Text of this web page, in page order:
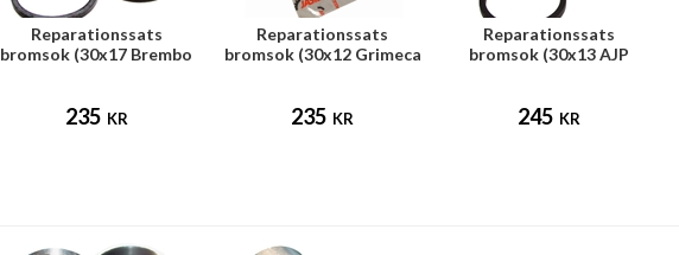
Reparationssats
bromsok (30x17 Brembo
235 KR
Reparationssats
bromsok (30x12 Grimeca
235 KR
Reparationssats
bromsok (30x13 AJP
245 KR